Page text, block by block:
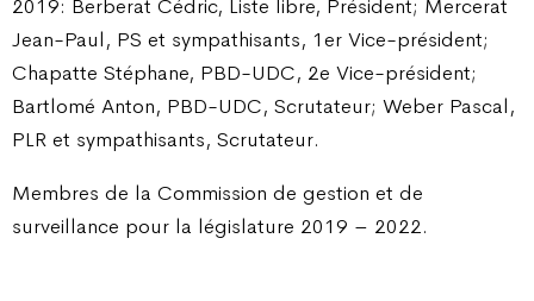
2019: Berberat Cédric, Liste libre, Président; Mercerat
Jean-Paul, PS et sympathisants, 1er Vice-président;
Chapatte Stéphane, PBD-UDC, 2e Vice-président;
Bartlomé Anton, PBD-UDC, Scrutateur; Weber Pascal,
PLR et sympathisants, Scrutateur.
Membres de la Commission de gestion et de
surveillance pour la législature 2019 – 2022.